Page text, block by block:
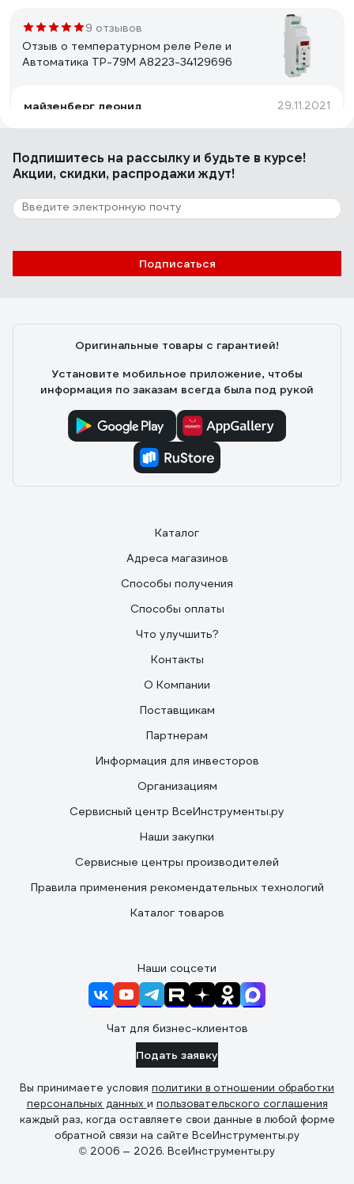
9 отзывов
Отзыв о температурном реле Реле и
Автоматика ТР-79М A8223-34129696
майзенберг леонид 29.11.2021
Аккуратно сделан, компактный. Показывает текущую
настройки. Индикация понятная и информативная в
том числе по ошибкам
5 отзывов
напряжения Реле и Автоматика ЕЛ-13Е
380В 50Гц A8222-77135303
Подпишитесь на рассылкуи будьте в курсе!
Акции, скидки, распродажи ждут!
Подписаться
Оригинальные товары с гарантией!
Установите мобильное приложение, чтобы
информация по заказам всегда была под рукой
Каталог
Адреса магазинов
Способы получения
Способы оплаты
Что улучшить?
Контакты
О Компании
Поставщикам
Партнерам
Информация для инвесторов
Организациям
Сервисный центр ВсеИнструменты.ру
Наши закупки
Сервисные центры производителей
Правила применения рекомендательных технологий
Каталог товаров
Наши соцсети
Чат для бизнес-клиентов
Подать заявку
Вы принимаете условия политики в отношении обработки
персональных данных и пользовательского соглашения
каждый раз, когда оставляете свои данные в любой форме
обратной связи на сайте ВсеИнструменты.ру
© 2006 — 2026. ВсеИнструменты.ру